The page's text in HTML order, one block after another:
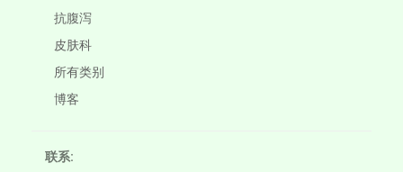
抗腹泻
皮肤科
所有类别
博客
联系: